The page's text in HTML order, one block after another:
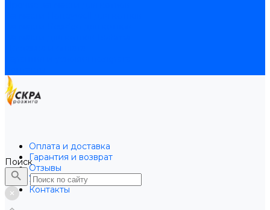
Оплата и доставка
Гарантия и возврат
Отзывы
Услуги
Контакты
Поиск